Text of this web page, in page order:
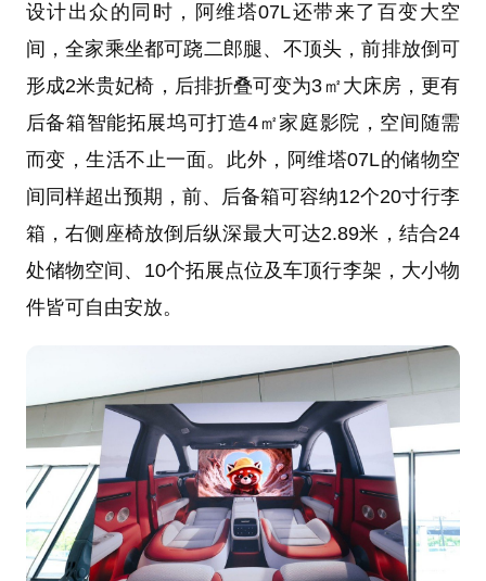
设计出众的同时，阿维塔07L还带来了百变大空
间，全家乘坐都可跷二郎腿、不顶头，前排放倒可
形成2米贵妃椅，后排折叠可变为3㎡大床房，更有
后备箱智能拓展坞可打造4㎡家庭影院，空间随需
而变，生活不止一面。此外，阿维塔07L的储物空
间同样超出预期，前、后备箱可容纳12个20寸行李
箱，右侧座椅放倒后纵深最大可达2.89米，结合24
处储物空间、10个拓展点位及车顶行李架，大小物
件皆可自由安放。